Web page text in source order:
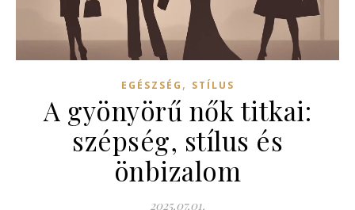
EGÉSZSÉG , STÍLUS
A gyönyörű nők titkai:
szépség, stílus és
önbizalom
2025.07.01.